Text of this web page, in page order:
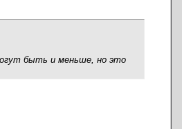
быть и меньше, но это